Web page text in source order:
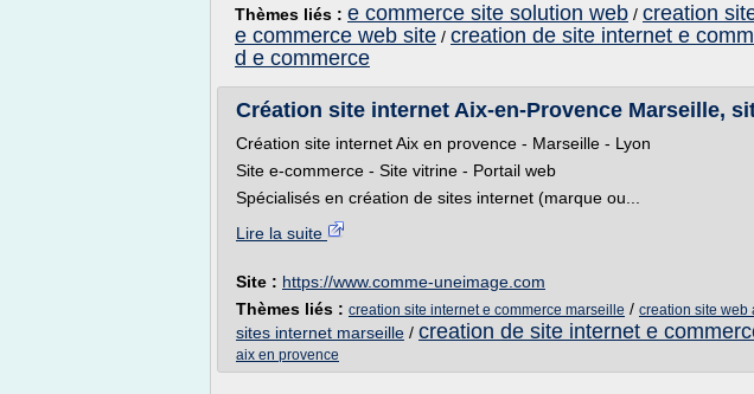
Thèmes liés : e commerce site solution web / creation
e commerce web site / creation de site internet e
d e commerce
Création site internet Aix-en-Provence Marseille,
Création site internet Aix en provence - Marseille - Lyon
Site e-commerce - Site vitrine - Portail web
Spécialisés en création de sites internet (marque ou...
Lire la suite
Site : https://www.comme-uneimage.com
Thèmes liés : creation site internet e commerce marseille / creation site web
sites internet marseille / creation de site internet e
aix en provence